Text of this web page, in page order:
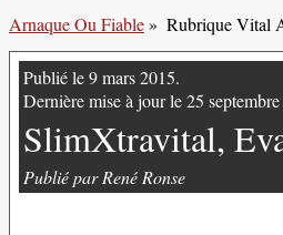
Arnaque Ou Fiable» Rubrique Vital
Publié le 9 mars 2015.
Dernière mise à jour le 25
SlimXtravital,
Publié par René Ronse